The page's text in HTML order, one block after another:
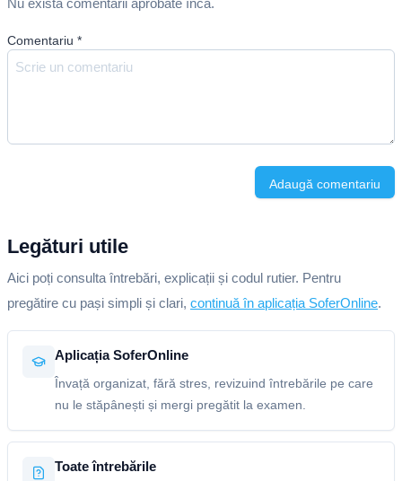
Nu există comentarii aprobate încă.
Comentariu *
Adaugă comentariu
Legături utile
Aici poți consulta întrebări, explicații și codul rutier. Pentru
pregătire cu pași simpli și clari, continuă în aplicația SoferOnline.
Aplicația SoferOnline
Învață organizat, fără stres, revizuind întrebările pe care
nu le stăpânești și mergi pregătit la examen.
Toate întrebările